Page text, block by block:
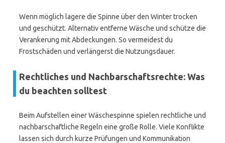
Wenn möglich lagere die Spinne über den Winter trocken
und geschützt. Alternativ entferne Wäsche und schütze die
Verankerung mit Abdeckungen. So vermeidest du
Frostschäden und verlängerst die Nutzungsdauer.
Rechtliches und Nachbarschaftsrechte: Was
du beachten solltest
Beim Aufstellen einer Wäschespinne spielen rechtliche und
nachbarschaftliche Regeln eine große Rolle. Viele Konflikte
lassen sich durch kurze Prüfungen und Kommunikation